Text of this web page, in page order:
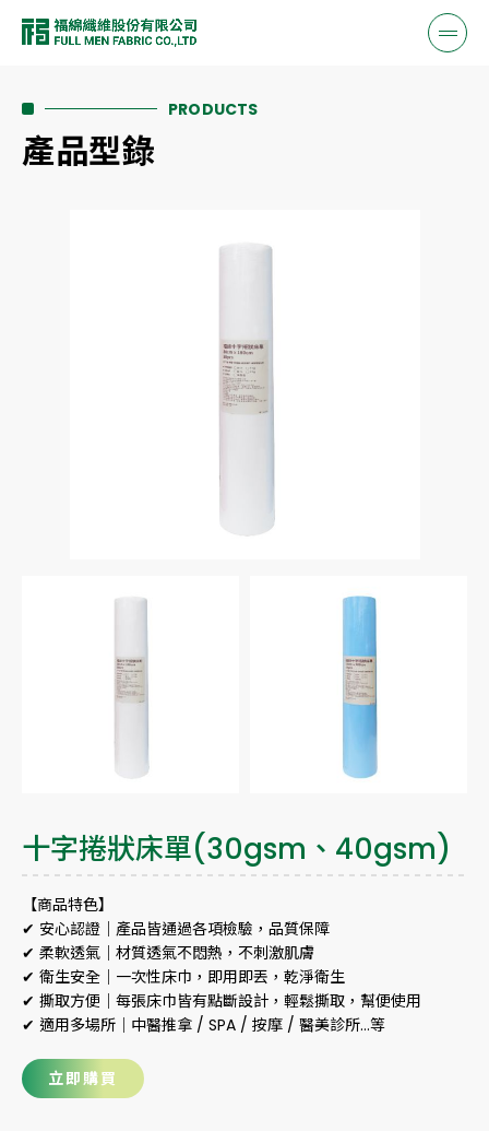
PRODUCTS
產品型錄
十字捲狀床單(30gsm、40gsm)
【商品特色】
✔ 安心認證｜產品皆通過各項檢驗，品質保障
✔ 柔軟透氣｜材質透氣不悶熱，不刺激肌膚
✔ 衛生安全｜一次性床巾，即用即丟，乾淨衛生
✔ 撕取方便｜每張床巾皆有點斷設計，輕鬆撕取，幫便使用
✔ 適用多場所｜中醫推拿 / SPA / 按摩 / 醫美診所…等
立即購買